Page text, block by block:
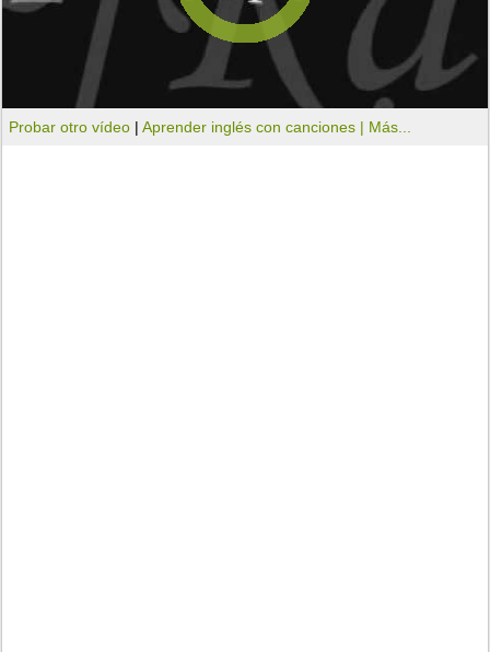
Probar otro vídeo |Aprender inglés con canciones | Más...